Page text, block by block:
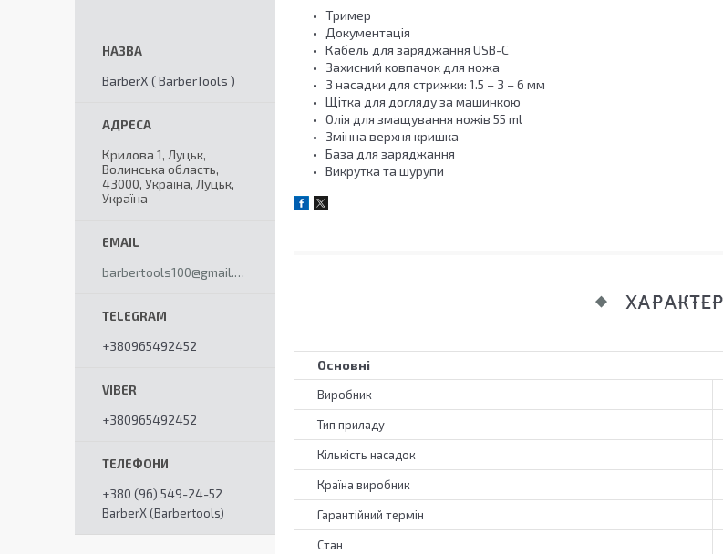
Тример
Документація
Кабель для заряджання USB-C
Захисний ковпачок для ножа
3 насадки для стрижки: 1.5 – 3 – 6 мм
Щітка для догляду за машинкою
Олія для змащування ножів 55 ml
Змінна верхня кришка
База для заряджання
Викрутка та шурупи
Основні
Виробник
Тип приладу
Кількість насадок
Країна виробник
Гарантійний термін
Стан
BarberX ( BarberTools )
Крилова 1, Луцьк,
Волинська область,
43000, Україна, Луцьк,
Україна
barbertools100@gmail.com
+380965492452
+380965492452
+380 (96) 549-24-52
BarberX (Barbertools)